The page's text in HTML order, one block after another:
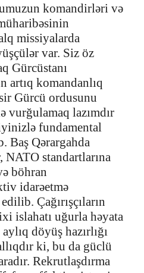
komandirləri və
missiyalarda
var. Siz öz
Gürcüstanı
artıq komandanlıq
Gürcü ordusunu
vurğulamaq lazımdır
fundamental
Baş Qərargahda
NATO standartlarına
böhran
idarəetmə
Çağırışçıların
islahatı uğurla həyata
döyüş hazırlığı
ki, bu da güclü
Rekrutlaşdırma